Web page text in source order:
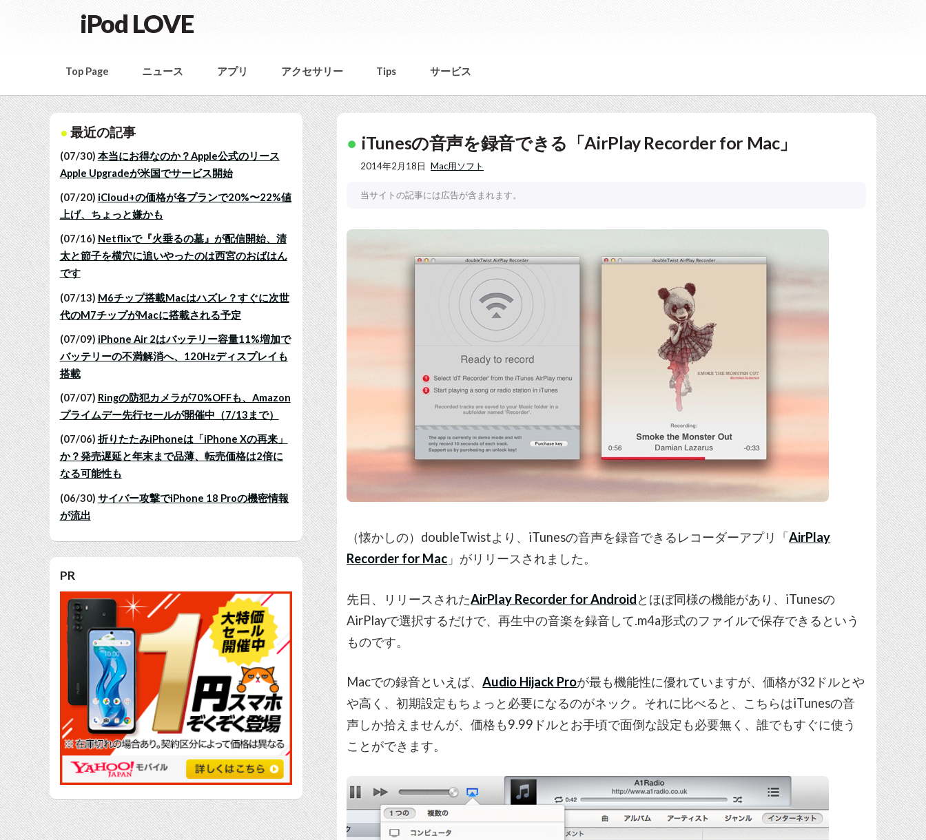
iPod LOVE
Top Page ニュース アプリ アクセサリー Tips サービス
最近の記事
(07/30) 本当にお得なのか？Apple公式のリース
Apple Upgradeが米国でサービス開始
(07/20) iCloud+の価格が各プランで20%〜22%値
上げ、ちょっと嫌かも
(07/16) Netflixで『火垂るの墓』が配信開始、清
太と節子を横穴に追いやったのは西宮のおばはん
です
(07/13) M6チップ搭載Macはハズレ？すぐに次世
代のM7チップがMacに搭載される予定
(07/09) iPhone Air 2はバッテリー容量11%増加で
バッテリーの不満解消へ、120Hzディスプレイも
搭載
(07/07) Ringの防犯カメラが70%OFFも、Amazon
プライムデー先行セールが開催中（7/13まで）
(07/06) 折りたたみiPhoneは「iPhone Xの再来」
か？発売遅延と年末まで品薄、転売価格は2倍に
なる可能性も
(06/30) サイバー攻撃でiPhone 18 Proの機密情報
が流出
PR
iTunesの音声を録音できる「AirPlay Recorder for Mac」
2014年2月18日 Mac用ソフト
当サイトの記事には広告が含まれます。
（懐かしの）doubleTwistより、iTunesの音声を録音できるレコーダーアプリ「AirPlay
Recorder for Mac 」がリリースされました。
先日、リリースされたAirPlay Recorder for Androidとほぼ同様の機能があり、iTunesの
AirPlayで選択するだけで、再生中の音楽を録音して.m4a形式のファイルで保存できるという
ものです。
Macでの録音といえば、Audio Hijack Proが最も機能性に優れていますが、価格が32ドルとや
や高く、初期設定もちょっと必要になるのがネック。それに比べると、こちらはiTunesの音
声しか拾えませんが、価格も9.99ドルとお手頃で面倒な設定も必要無く、誰でもすぐに使う
ことができます。